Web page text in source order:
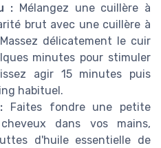
: Mélangez une cuillère à
brut avec une cuillère à
délicatement le cuir
minutes pour stimuler
agir 15 minutes puis
habituel.
Faites fondre une petite
dans vos mains,
d'huile essentielle de